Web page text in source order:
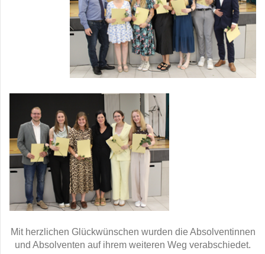
Mit herzlichen Glückwünschen wurden die Absolventinnen
und Absolventen auf ihrem weiteren Weg verabschiedet.